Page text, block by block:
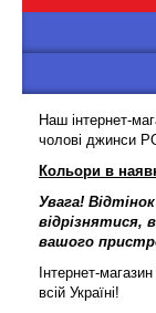
Наш інтернет-
чолові джинси
Кольори в
Увага!
відрізнятися,
вашого
Інтернет-
всій Україні!